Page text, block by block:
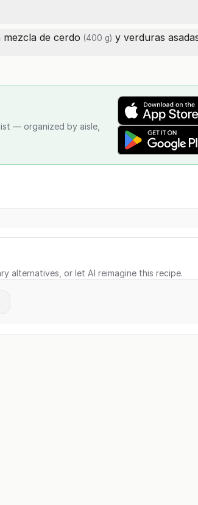
mezcla de cerdo (400 g) y verduras
— organized by aisle,
alternatives, or let AI reimagine this recipe.